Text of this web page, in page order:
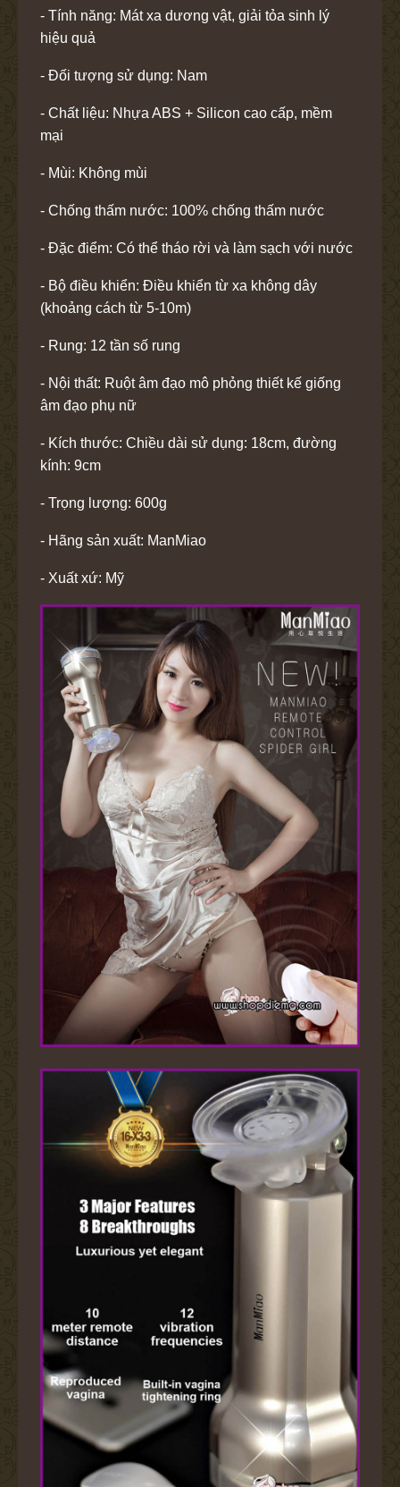
- Tính năng: Mát xa dương vật, giải tỏa sinh lý
hiệu quả
- Đối tượng sử dụng: Nam
- Chất liệu: Nhựa ABS + Silicon cao cấp, mềm
mại
- Mùi: Không mùi
- Chống thấm nước: 100% chống thấm nước
- Đặc điểm: Có thể tháo rời và làm sạch với nước
- Bộ điều khiển: Điều khiển từ xa không dây
(khoảng cách từ 5-10m)
- Rung: 12 tần số rung
- Nội thất: Ruột âm đạo mô phỏng thiết kế giống
âm đạo phụ nữ
- Kích thước: Chiều dài sử dụng: 18cm, đường
kính: 9cm
- Trọng lượng: 600g
- Hãng sản xuất: ManMiao
- Xuất xứ: Mỹ